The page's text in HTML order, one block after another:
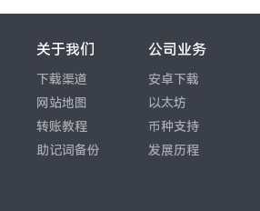
关于我们
下载渠道
网站地图
转账教程
助记词备份
公司业务
安卓下载
以太坊
币种支持
发展历程